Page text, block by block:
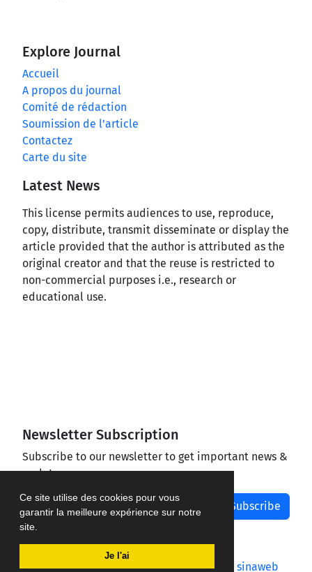
Ce site utilise des cookies pour vous
garantir la meilleure expérience sur notre
site.
Je l'ai
Explore Journal
Accueil
A propos du journal
Comité de rédaction
Soumission de l’article
Contactez
Carte du site
Latest News
This license permits audiences to use, reproduce,
copy, distribute, transmit disseminate or display the
article provided that the author is attributed as the
original creator and that the reuse is restricted to
non-commercial purposes i.e., research or
educational use.
Newsletter Subscription
Subscribe to our newsletter to get important news &
updates
Subscribe
Journal management system.designed by sinaweb